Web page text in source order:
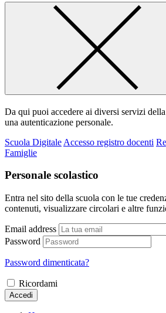
Da qui puoi accedere ai diversi servizi
una autenticazione personale.
Scuola Digitale Accesso registro docenti
Famiglie
Personale scolastico
Entra nel sito della scuola con le tue
contenuti, visualizzare circolari e altre
Email address
Password
Password dimenticata?
Ricordami
Accedi